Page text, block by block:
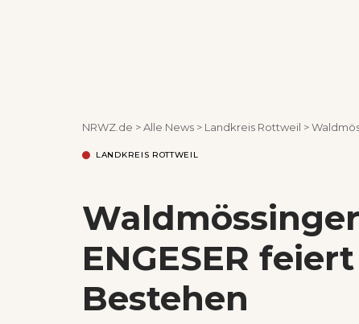
NRWZ.de >Alle News > Landkreis Rottweil >
LANDKREIS ROTTWEIL
ENGESER
Bestehen